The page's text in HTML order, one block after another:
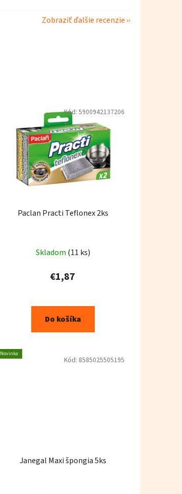
Zobraziť ďalšie recenzie
Paclan Practi Teflonex 2ks
Skladom (11 ks)
€1,87
Do košíka
Kód: 5900942137206
Novinka
Janegal Maxi špongia 5ks
Kód: 8585025505195